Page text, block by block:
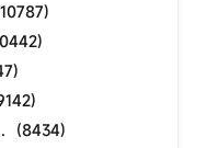
(8434)